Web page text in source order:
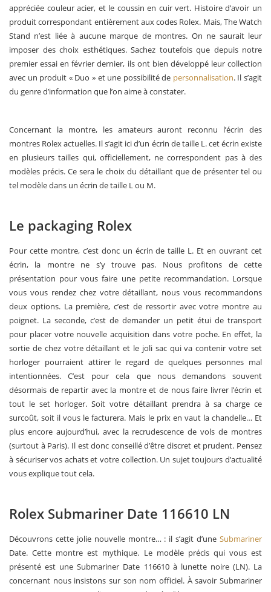
appréciée couleur acier, et le coussin en cuir vert. Histoire d’avoir un
produit correspondant entièrement aux codes Rolex. Mais, The Watch
Stand n’est liée à aucune marque de montres. On ne saurait leur
imposer des choix esthétiques. Sachez toutefois que depuis notre
premier essai en février dernier, ils ont bien développé leur collection
avec un produit « Duo » et une possibilité de personnalisation. Il s’agit
du genre d’information que l’on aime à constater.
Concernant la montre, les amateurs auront reconnu l’écrin des
montres Rolex actuelles. Il s’agit ici d’un écrin de taille L. cet écrin existe
en plusieurs tailles qui, officiellement, ne correspondent pas à des
modèles précis. Ce sera le choix du détaillant que de présenter tel ou
tel modèle dans un écrin de taille L ou M.
Le packaging Rolex
Pour cette montre, c’est donc un écrin de taille L. Et en ouvrant cet
écrin, la montre ne s’y trouve pas. Nous profitons de cette
présentation pour vous faire une petite recommandation. Lorsque
vous vous rendez chez votre détaillant, nous vous recommandons
deux options. La première, c’est de ressortir avec votre montre au
poignet. La seconde, c’est de demander un petit étui de transport
pour placer votre nouvelle acquisition dans votre poche. En effet, la
sortie de chez votre détaillant et le joli sac qui va contenir votre set
horloger pourraient attirer le regard de quelques personnes mal
intentionnées. C’est pour cela que nous demandons souvent
désormais de repartir avec la montre et de nous faire livrer l’écrin et
tout le set horloger. Soit votre détaillant prendra à sa charge ce
surcoût, soit il vous le facturera. Mais le prix en vaut la chandelle… Et
plus encore aujourd’hui, avec la recrudescence de vols de montres
(surtout à Paris). Il est donc conseillé d’être discret et prudent. Pensez
à sécuriser vos achats et votre collection. Un sujet toujours d’actualité
vous explique tout cela.
Rolex Submariner Date 116610 LN
Découvrons cette jolie nouvelle montre… : il s’agit d’une Submariner
Date. Cette montre est mythique. Le modèle précis qui vous est
présenté est une Submariner Date 116610 à lunette noire (LN). La
concernant nous insistons sur son nom officiel. À savoir Submariner